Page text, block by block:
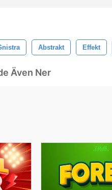
Abstrakt Effekt
Även Ner